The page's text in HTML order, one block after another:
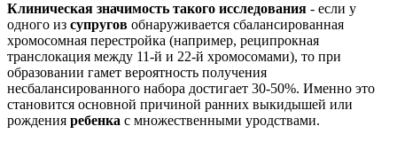
Клиническая значимость такого исследования - если у
одного из супругов обнаруживается сбалансированная
хромосомная перестройка (например, реципрокная
транслокация между 11-й и 22-й хромосомами), то при
образовании гамет вероятность получения
несбалансированного набора достигает 30-50%. Именно это
становится основной причиной ранних выкидышей или
рождения ребенка с множественными уродствами.